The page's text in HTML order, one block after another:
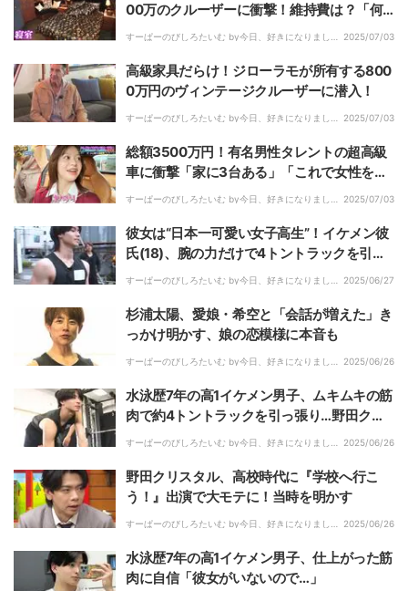
00万のクルーザーに衝撃！維持費は？「何
百万」
すーぱーのびしろたいむ by今日、好きになりまし
2025/07/03
高級家具だらけ！ジローラモが所有する800
0万円のヴィンテージクルーザーに潜入！
すーぱーのびしろたいむ by今日、好きになりまし
2025/07/03
総額3500万円！有名男性タレントの超高級
車に衝撃「家に3台ある」「これで女性をホ
テルに迎えに行く」
すーぱーのびしろたいむ by今日、好きになりまし
2025/07/03
彼女は“日本一可愛い女子高生”！イケメン彼
氏(18)、腕の力だけで4トントラックを引っ
張る偉業に現場が衝撃
すーぱーのびしろたいむ by今日、好きになりまし
2025/06/27
杉浦太陽、愛娘・希空と「会話が増えた」き
っかけ明かす、娘の恋模様に本音も
すーぱーのびしろたいむ by今日、好きになりまし
2025/06/26
水泳歴7年の高1イケメン男子、ムキムキの筋
肉で約4トントラックを引っ張り…野田クリ
スタル驚愕「すごいな！」
すーぱーのびしろたいむ by今日、好きになりまし
2025/06/26
野田クリスタル、高校時代に『学校へ行こ
う！』出演で大モテに！当時を明かす
すーぱーのびしろたいむ by今日、好きになりまし
2025/06/26
水泳歴7年の高1イケメン男子、仕上がった筋
肉に自信「彼女がいないので…」